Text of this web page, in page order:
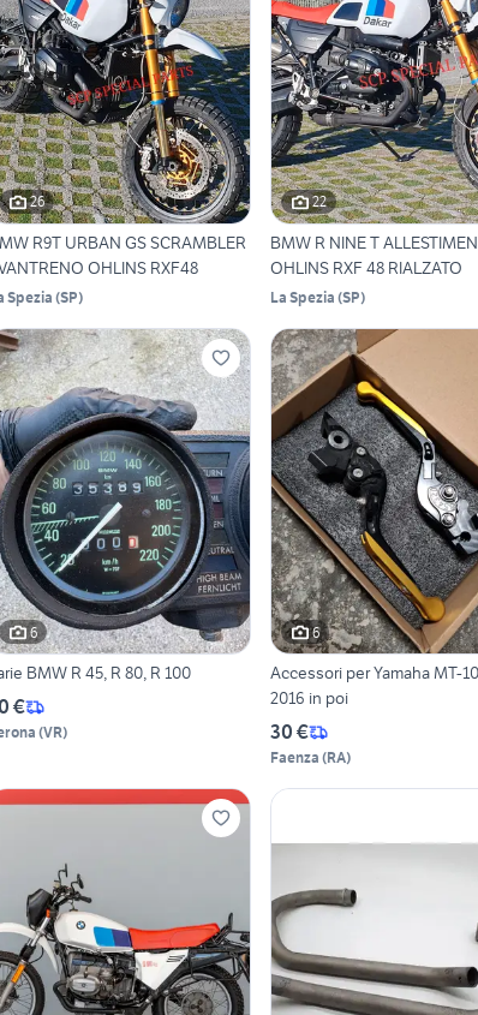
26
R9T URBAN GS SCRAMBLER
OHLINS RXF48
Spezia (SP)
22
BMW R NINE T
OHLINS RXF 48 RIALZATO
La Spezia (SP)
6
BMW R 45, R 80, R 100
€
(VR)
6
Accessori per Yamaha MT-10 N dal
2016 in poi
30 €
Faenza (RA)